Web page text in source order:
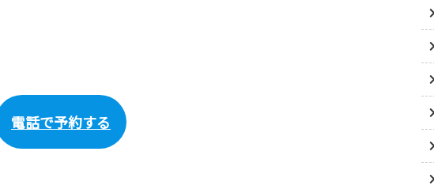
電話で予約する